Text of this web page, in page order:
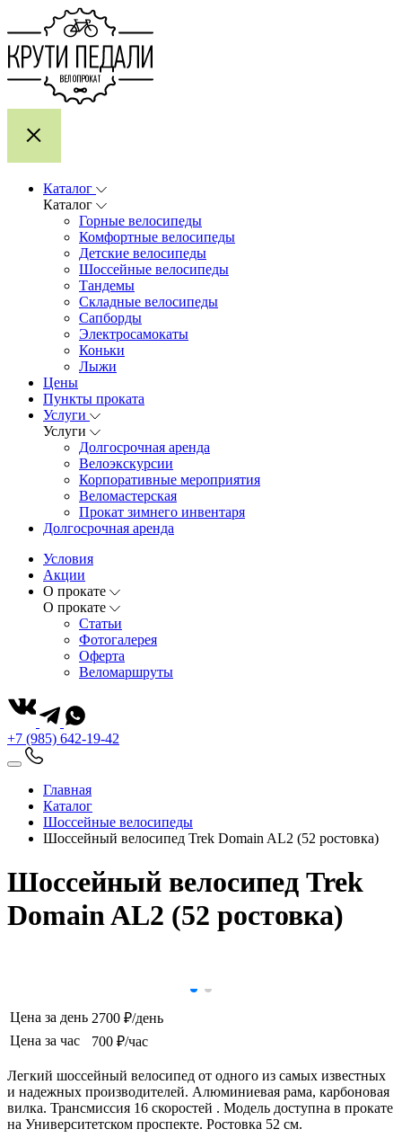
Каталог
Каталог
Горные велосипеды
Комфортные велосипеды
Детские велосипеды
Шоссейные велосипеды
Тандемы
Складные велосипеды
Сапборды
Электросамокаты
Коньки
Лыжи
Цены
Пункты проката
Услуги
Услуги
Долгосрочная аренда
Велоэкскурсии
Корпоративные мероприятия
Веломастерская
Прокат зимнего инвентаря
Долгосрочная аренда
Условия
Акции
О прокате
О прокате
Статьи
Фотогалерея
Оферта
Веломаршруты
+7 (985) 642-19-42
Главная
Каталог
Шоссейные велосипеды
Шоссейный велосипед Trek Domain AL2 (52 ростовка)
Шоссейный велосипед Trek
Domain AL2 (52 ростовка)
Цена за день 2700 ₽/день
Цена за час
700 ₽/час
Легкий шоссейный велосипед от одного из самых известных
и надежных производителей. Алюминиевая рама, карбоновая
вилка. Трансмиссия 16 скоростей . Модель доступна в прокате
на Университетском проспекте. Ростовка 52 см.